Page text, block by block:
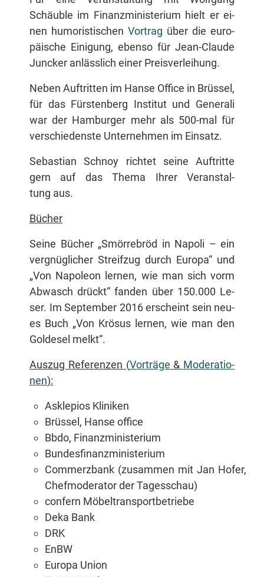
Schäub­le im Fi­nanz­mi­nis­te­ri­um hielt er ei­
nen hu­mo­ris­ti­schen Vor­trag über die eu­ro­
päi­sche Ei­ni­gung, eben­so für Jean-Clau­de
Jun­cker an­läss­lich ei­ner Preisverleihung.
Ne­ben Auf­trit­ten im Han­se Of­fice in Brüs­sel,
für das Fürs­ten­berg In­sti­tut und Ge­ne­ra­li
war der Ham­bur­ger mehr als 500-mal für
ver­schie­dens­te Un­ter­neh­men im Einsatz.
Se­bas­ti­an Schnoy rich­tet sei­ne Auf­trit­te
gern auf das The­ma Ih­rer Ver­an­stal­
tung aus.
Bü­cher
Sei­ne Bü­cher „Smör­re­bröd in Na­po­li – ein
ver­gnüg­li­cher Streif­zug durch Eu­ro­pa“ und
„Von Na­po­le­on ler­nen, wie man sich vorm
Ab­wasch drückt“ fan­den über 150.000 Le­
ser. Im Sep­tem­ber 2016 er­scheint sein neu­
es Buch „Von Krö­sus ler­nen, wie man den
Gold­esel melkt“.
Aus­zug Re­fe­ren­zen (Vor­trä­ge & Mo­de­ra­tio­
nen):
As­kle­pi­os Kliniken
Brüs­sel, Han­se office
Bb­do, Finanzministerium
Bun­des­fi­nanz­mi­nis­te­ri­um
Com­merz­bank (zu­sam­men mit Jan Ho­fer,
Chef­mo­de­ra­tor der Tagesschau)
con­fern Möbeltransportbetriebe
De­ka Bank
DRK
EnBW
Eu­ro­pa Union